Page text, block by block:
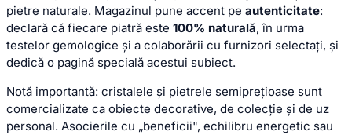
pietre naturale. Magazinul pune accent pe autenticitate:
declară că fiecare piatră este 100% naturală, în urma
testelor gemologice și a colaborării cu furnizori selectați, și
dedică o pagină specială acestui subiect.
Notă importantă: cristalele și pietrele semiprețioase sunt
comercializate ca obiecte decorative, de colecție și de uz
personal. Asocierile cu „beneficii", echilibru energetic sau